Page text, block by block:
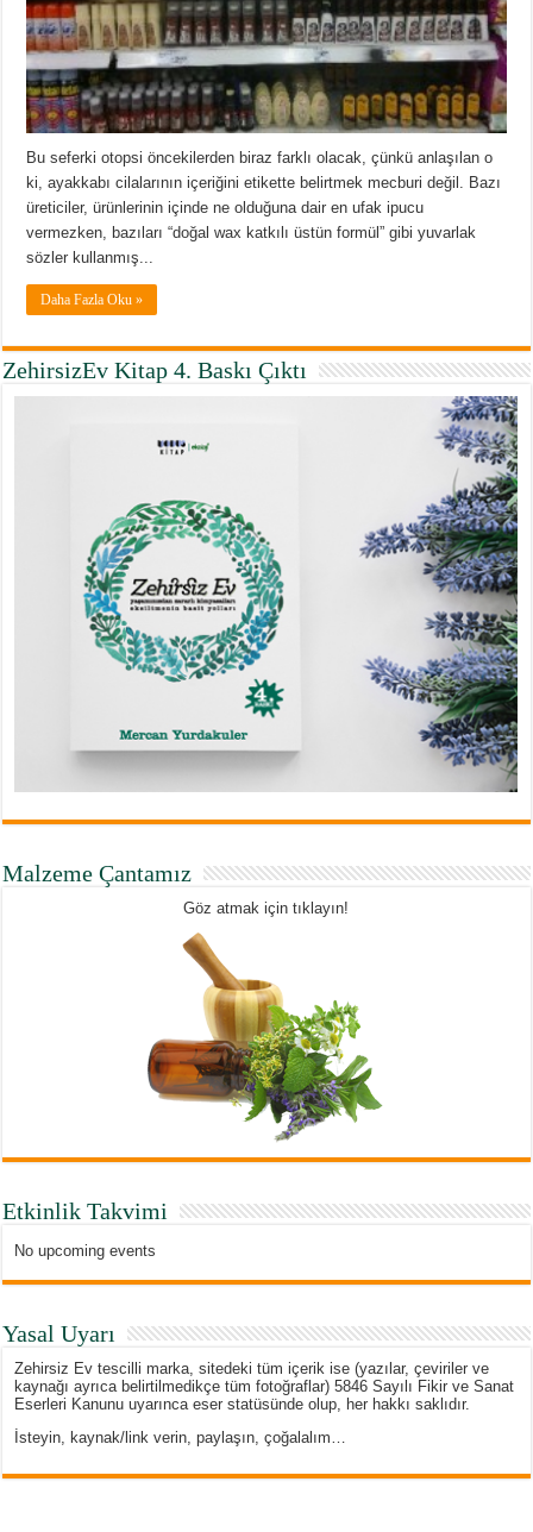
Bu seferki otopsi öncekilerden biraz farklı olacak, çünkü anlaşılan o
ki, ayakkabı cilalarının içeriğini etikette belirtmek mecburi değil. Bazı
üreticiler, ürünlerinin içinde ne olduğuna dair en ufak ipucu
vermezken, bazıları “doğal wax katkılı üstün formül” gibi yuvarlak
sözler kullanmış...
Daha Fazla Oku »
ZehirsizEv Kitap 4. Baskı Çıktı
Malzeme Çantamız
Göz atmak için tıklayın!
Etkinlik Takvimi
No upcoming events
Yasal Uyarı
Zehirsiz Ev tescilli marka, sitedeki tüm içerik ise (yazılar, çeviriler ve
kaynağı ayrıca belirtilmedikçe tüm fotoğraflar) 5846 Sayılı Fikir ve Sanat
Eserleri Kanunu uyarınca eser statüsünde olup, her hakkı saklıdır.
İsteyin, kaynak/link verin, paylaşın, çoğalalım…